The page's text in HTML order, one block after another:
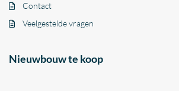
Contact
Veelgestelde vragen
Nieuwbouw te koop